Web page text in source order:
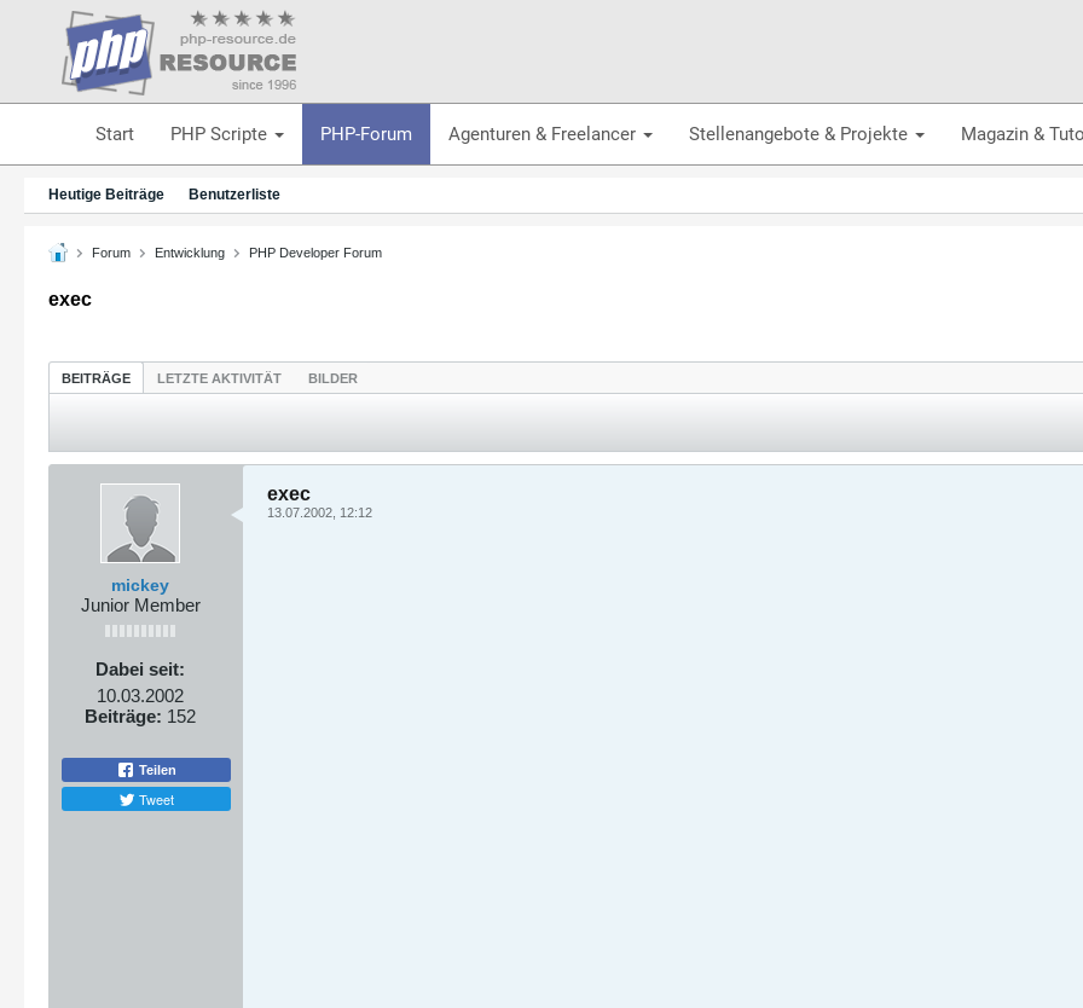
Start PHP Scripte PHP-Forum Agenturen & Freelancer Stellenangebote & Projekte Magazin &
Heutige Beiträge Benutzerliste
Forum Entwicklung PHP Developer Forum
exec
BEITRÄGE LETZTE AKTIVITÄT BILDER
mickey
Junior Member
Dabei seit:
10.03.2002
Beiträge: 152
Teilen
Tweet
exec
13.07.2002, 12:12